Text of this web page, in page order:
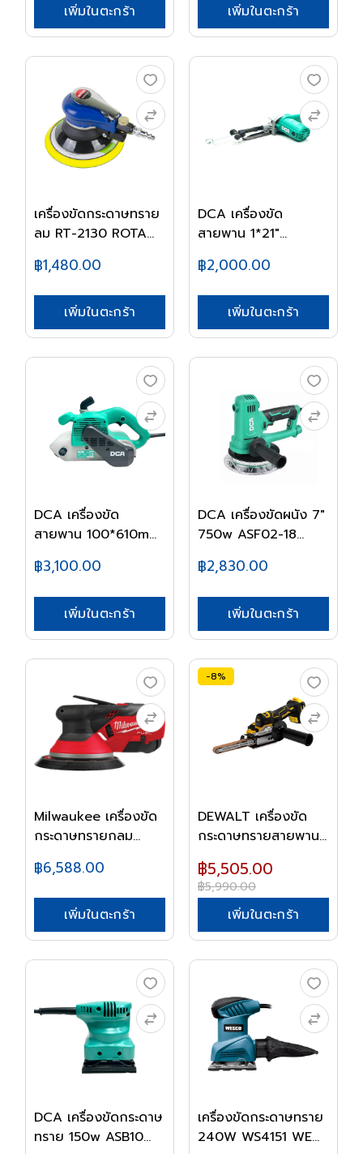
เพิ่มในตะกร้า เพิ่มในตะกร้า
เครื่องขัดกระดาษทราย
ลม RT-2130 ROTA...
฿1,480.00
เพิ่มในตะกร้า
DCA เครื่องขัด
สายพาน 1*21"
฿2,000.00
เพิ่มในตะกร้า
DCA เครื่องขัด
สายพาน 100*610mm
฿3,100.00
เพิ่มในตะกร้า
DCA เครื่องขัดผนัง 7"
750w ASF02-18...
฿2,830.00
เพิ่มในตะกร้า
Milwaukee เครื่องขัด
กระดาษทรายกลม...
฿6,588.00
เพิ่มในตะกร้า
-8%
DEWALT เครื่องขัด
กระดาษทรายสายพาน
฿5,505.00
฿5,990.00
เพิ่มในตะกร้า
DCA เครื่องขัดกระดาษ
ทราย 150w ASB10...
เครื่องขัดกระดาษทราย
240W WS4151 WE...